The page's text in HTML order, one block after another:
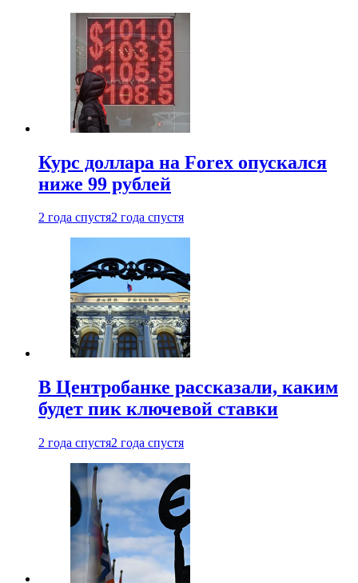
Курс доллара на Forex опускался
ниже 99 рублей
2 года спустя2 года спустя
В Центробанке рассказали, каким
будет пик ключевой ставки
2 года спустя2 года спустя